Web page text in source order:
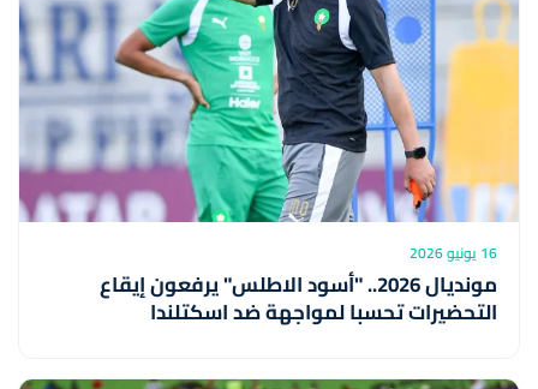
16 يونيو 2026
مونديال 2026.. "أسود الاطلس" يرفعون إيقاع
التحضيرات تحسبا لمواجهة ضد اسكتلندا